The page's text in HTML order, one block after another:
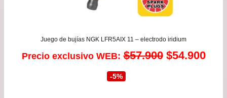
Juego de bujías NGK LFR5AIX 11 – electrodo iridium
Precio exclusivo WEB: $57.900 El
$54.900El
-5%